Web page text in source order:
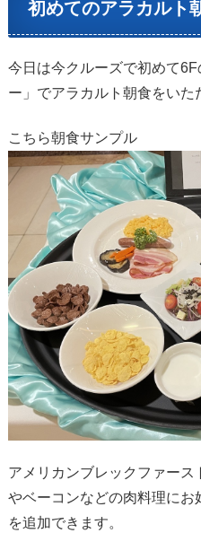
初めてのアラカルト
今日は今クルーズで初めて
ー」でアラカルト朝食をいた
こちら朝食サンプル
アメリカンブレックファー
やベーコンなどの肉料理に
を追加できます。